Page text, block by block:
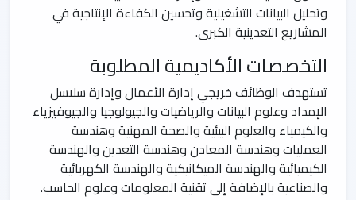
وتحليل البيانات التشغيلية وتحسين الكفاءة الإنتاجية في
المشاريع التعدينية الكبرى.
التخصصات الأكاديمية المطلوبة
تستهدف الوظائف خريجي إدارة الأعمال وإدارة سلاسل
الإمداد وعلوم البيانات والرياضيات والجيولوجيا والجيوفيزياء
والكيمياء والعلوم البيئية والصحة المهنية وهندسة
العمليات وهندسة المعادن وهندسة التعدين والهندسة
الكيميائية والهندسة الميكانيكية والهندسة الكهربائية
والصناعية بالإضافة إلى تقنية المعلومات وعلوم الحاسب.